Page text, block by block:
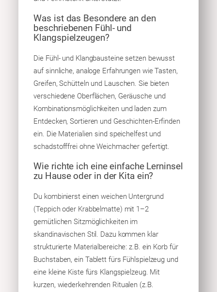
Was ist das Besondere an den
beschriebenen Fühl- und
Klangspielzeugen?
Die Fühl- und Klangbausteine setzen bewusst
auf sinnliche, analoge Erfahrungen wie Tasten,
Greifen, Schütteln und Lauschen. Sie bieten
verschiedene Oberflächen, Geräusche und
Kombinationsmöglichkeiten und laden zum
Entdecken, Sortieren und Geschichten-Erfinden
ein. Die Materialien sind speichelfest und
schadstofffrei ohne Weichmacher gefertigt.
Wie richte ich eine einfache Lerninsel
zu Hause oder in der Kita ein?
Du kombinierst einen weichen Untergrund
(Teppich oder Krabbelmatte) mit 1–2
gemütlichen Sitzmöglichkeiten im
skandinavischen Stil. Dazu kommen klar
strukturierte Materialbereiche: z.B. ein Korb für
Buchstaben, ein Tablett fürs Fühlspielzeug und
eine kleine Kiste fürs Klangspielzeug. Mit
kurzen, wiederkehrenden Ritualen (z.B.